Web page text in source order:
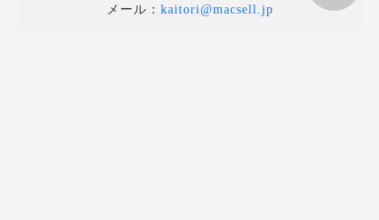
メール： kaitori@macsell.jp